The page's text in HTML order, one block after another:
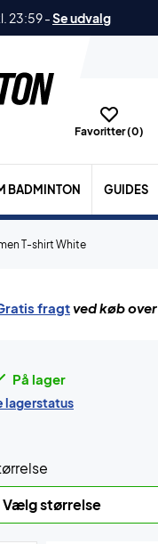
23:59-Se udvalg
Favoritter (0)
BADMINTON GUIDES
T-shirt White
fragtved køb
På lager
lagerstatus